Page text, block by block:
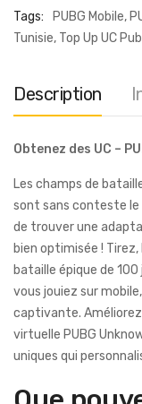
Tags:
PUBG Mobile,
Tunisie, Top Up UC
Description
Obtenez des UC –
Les champs de
sont sans conteste le
de trouver une
bien optimisée !
bataille épique de
vous jouiez sur
captivante.
virtuelle PUBG
uniques qui